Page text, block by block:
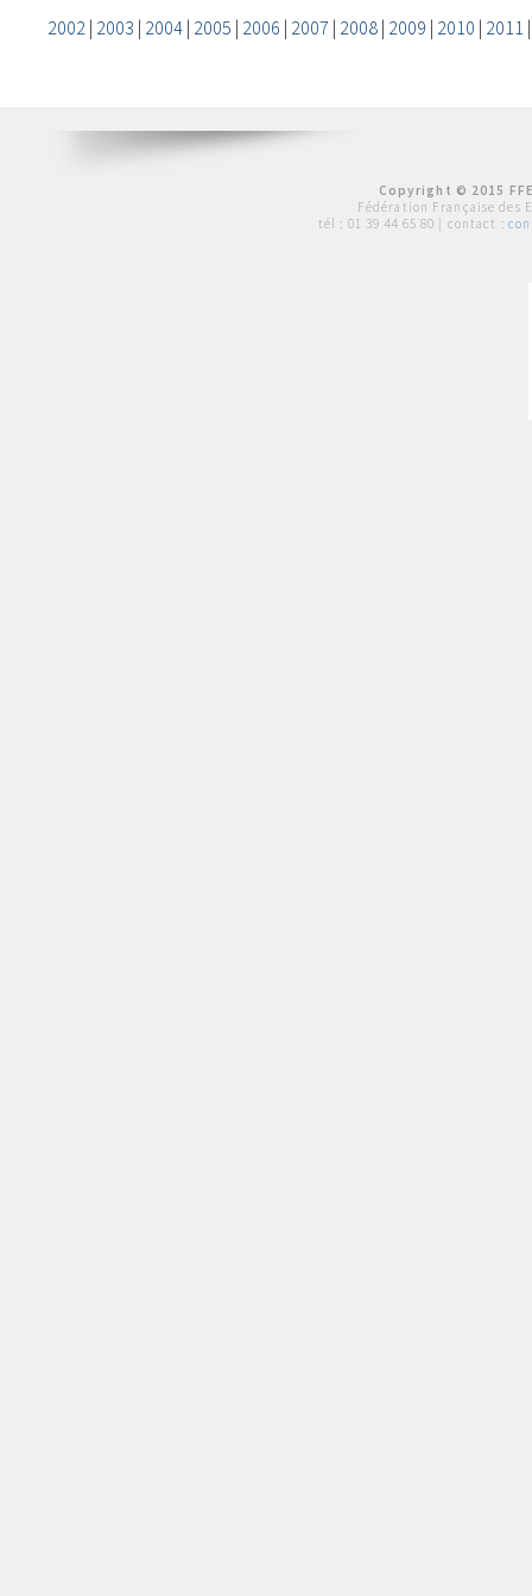
2002| 2003 | 2004| 2005 | 2006 | 2007 | 2008| 2009 | 2010 | 2011
Copyright © 2015
Fédération Française des
tél : 01 39 44 65 80 | contact :